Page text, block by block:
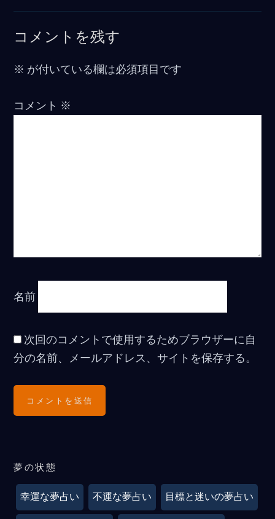
コメントを残す
※ が付いている欄は必須項目です
コメント ※
名前
次回のコメントで使用するためブラウザーに自
分の名前、メールアドレス、サイトを保存する。
夢の状態
幸運な夢占い 不運な夢占い 目標と迷いの夢占い